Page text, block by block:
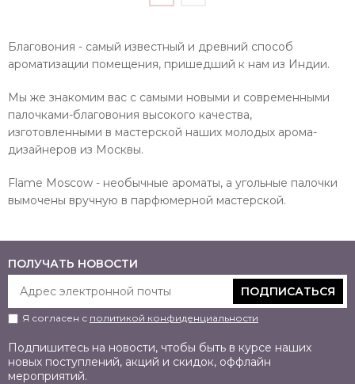
Благовония - самый известный и древний способ
ароматизации помещения, пришедший к нам из Индии.
Мы же знакомим вас с самыми новыми и современными
палочками-благовония высокого качества,
изготовленными в мастерской наших молодых арома-
дизайнеров из Москвы.
Flame Moscow - необычные ароматы, а угольные палочки
вымочены вручную в парфюмерной мастерской.
ПОЛУЧАТЬ НОВОСТИ
ПОДПИСАТЬСЯ
Я согласен с политикой конфиденциальности
Подпишитесь на новости, чтобы быть в курсе наших
новых поступлений, акций и скидок, оффлайн
мероприятий.